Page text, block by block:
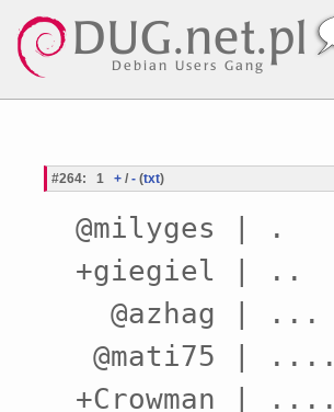
#264: 1 + / - (txt)
@milyges | .
   @azhag | ...
  @mati75 | ....